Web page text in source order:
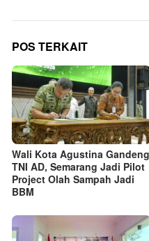
POS TERKAIT
Wali Kota Agustina Gandeng
TNI AD, Semarang Jadi Pilot
Project Olah Sampah Jadi
BBM